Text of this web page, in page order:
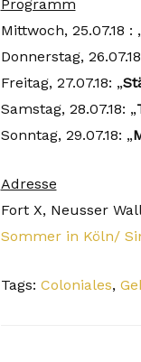
Programm
Mittwoch, 25.07.18 :
Donnerstag,
Freitag, 27.07.18: „
Samstag, 28.07.18: „
Sonntag, 29.07.18: „
Adresse
Fort X, Neusser
Sommer in Köln/
Tags: Coloniales,